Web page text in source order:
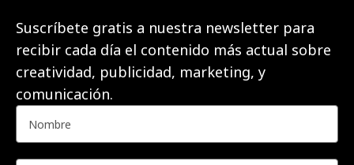
Suscríbete gratis a nuestra newsletter para
recibir cada día el contenido más actual sobre
creatividad, publicidad, marketing, y
comunicación.